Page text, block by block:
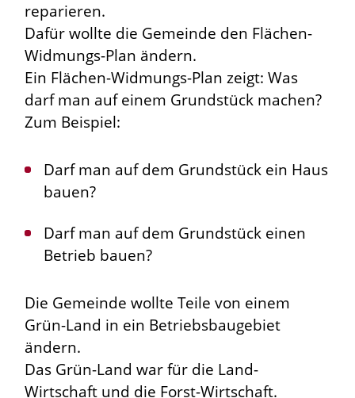
reparieren.
Dafür wollte die Gemeinde den Flächen-
Widmungs-Plan ändern.
Ein Flächen-Widmungs-Plan zeigt: Was
darf man auf einem Grundstück machen?
Zum Beispiel:
Darf man auf dem Grundstück ein Haus
bauen?
Darf man auf dem Grundstück einen
Betrieb bauen?
Die Gemeinde wollte Teile von einem
Grün-Land in ein Betriebsbaugebiet
ändern.
Das Grün-Land war für die Land-
Wirtschaft und die Forst-Wirtschaft.